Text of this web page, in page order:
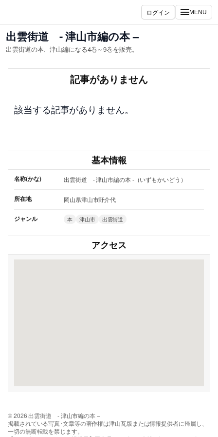
を
ス
キ
ッ
ログイン MENU
出雲街道 - 津山市編の本 –
出雲街道の本、津山編になる4巻～9巻を販売。
記事がありません
該当する記事がありません。
基本情報
名称(かな) 出雲街道 - 津山市編の本 -（いずもかいどう）
所在地 岡山県津山市野介代
ジャンル 本 津山市 出雲街道
アクセス
© 2026 出雲街道 - 津山市編の本 –
掲載されている写真･文章等の著作権は津山瓦版または情報提供者に帰属し、
一切の無断転載を禁じます。